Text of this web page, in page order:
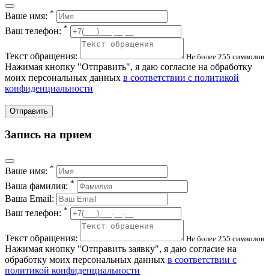
Ваше имя: *
Ваш телефон: *
Текст обращения: Не более 255 символов
Нажимая кнопку "Отправить", я даю согласие на обработку
моих персональных данных в соответствии с политикой
конфиденциальности
Отправить
Запись на прием
Ваше имя: *
Ваша фамилия: *
Ваша Email:
Ваш телефон: *
Текст обращения: Не более 255 символов
Нажимая кнопку "Отправить заявку", я даю согласие на
обработку моих персональных данных в соответствии с
политикой конфиденциальности